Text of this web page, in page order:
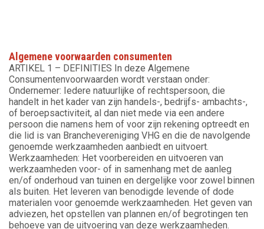
Algemene voorwaarden consumenten
ARTIKEL 1 – DEFINITIES In deze Algemene
Consumentenvoorwaarden wordt verstaan onder:
Ondernemer: Iedere natuurlijke of rechtspersoon, die
handelt in het kader van zijn handels-, bedrijfs- ambachts-,
of beroepsactiviteit, al dan niet mede via een andere
persoon die namens hem of voor zijn rekening optreedt en
die lid is van Branchevereniging VHG en die de navolgende
genoemde werkzaamheden aanbiedt en uitvoert.
Werkzaamheden: Het voorbereiden en uitvoeren van
werkzaamheden voor- of in samenhang met de aanleg
en/of onderhoud van tuinen en dergelijke voor zowel binnen
als buiten. Het leveren van benodigde levende of dode
materialen voor genoemde werkzaamheden. Het geven van
adviezen, het opstellen van plannen en/of begrotingen ten
behoeve van de uitvoering van deze werkzaamheden.